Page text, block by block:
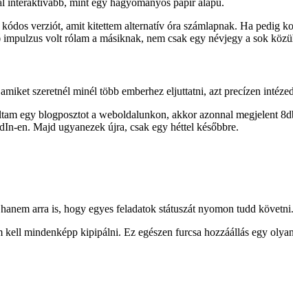
verziót, amit kitettem alternatív óra számlapnak. Ha pedig
volt rólam a másiknak, nem csak egy névjegy a sok
szeretnél minél több emberhez eljuttatni, azt precízen
egy blogposztot a weboldalunkon, akkor azonnal megjelent
en. Majd ugyanezek újra, csak egy héttel későbbre.
arra is, hogy egyes feladatok státuszát nyomon tudd követni.
mindenképp kipipálni. Ez egészen furcsa hozzáállás egy